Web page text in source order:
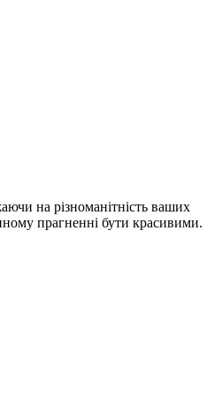
на різноманітність ваших
прагненні бути красивими.